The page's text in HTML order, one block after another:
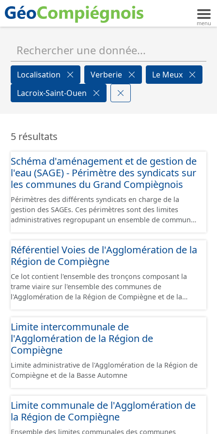
Localisation Verberie
Le Meux
Lacroix-Saint-Ouen
5 résultats
Schéma d'aménagement et de gestion de
l'eau (SAGE) - Périmètre des syndicats sur
les communes du Grand Compiègnois
Périmètres des différents syndicats en charge de la
gestion des SAGEs. Ces périmètres sont des limites
administratives regropupant un ensemble de communes
diverses : - SAGE, - GEMA (Gestion des Milieux
Aquatiques) - Ruissellement. Le ou les périmètres du
syndicat de la Brêche n'est pas inclus dans ce jeu de
données.
Référentiel Voies de l'Agglomération de la
Région de Compiègne
Ce lot contient l'ensemble des tronçons composant la
trame viaire sur l'ensemble des communes de
l'Agglomération de la Région de Compiègne et de la
peut-être nommé ou non par un libellé de voie. Un
tronçon appartient à une ou deux communes. Un
tronçon représente, le plus souvent, le centre de la
chaussée. Les tronçons de voies sont topologiques : les
extrémités d’un tronçon correspondent à des
intersections ou des jonctions, sauf dans le cas d'un
Franchissement ». Dans le cas d'un pont (franchissement
d’un tronçon routier ou ferré) : les tronçons se croisent
sans se couper. Un tronçon commence à une
Limite intercommunale de
l'Agglomération de la Région de
Compiègne
Limite administrative de l'Agglomération de la Région de
Compiègne et de la Basse Automne
Limite communale de l'Agglomération de
la Région de Compiègne
Ensemble des limites communales des communes